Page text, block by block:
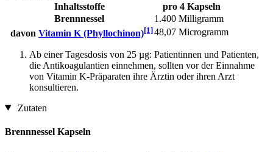
Inhaltsstoffe
pro 4 Kapseln
Brennnessel
1.400 Milligramm
davon Vitamin K (Phyllochinon)[1]48,07 Microgramm
Ab einer Tagesdosis von 25 µg: Patientinnen und Patienten,
die Antikoagulantien einnehmen, sollten vor der Einnahme
von Vitamin K-Präparaten ihre Ärztin oder ihren Arzt
konsultieren.
Zutaten
Brennnessel Kapseln